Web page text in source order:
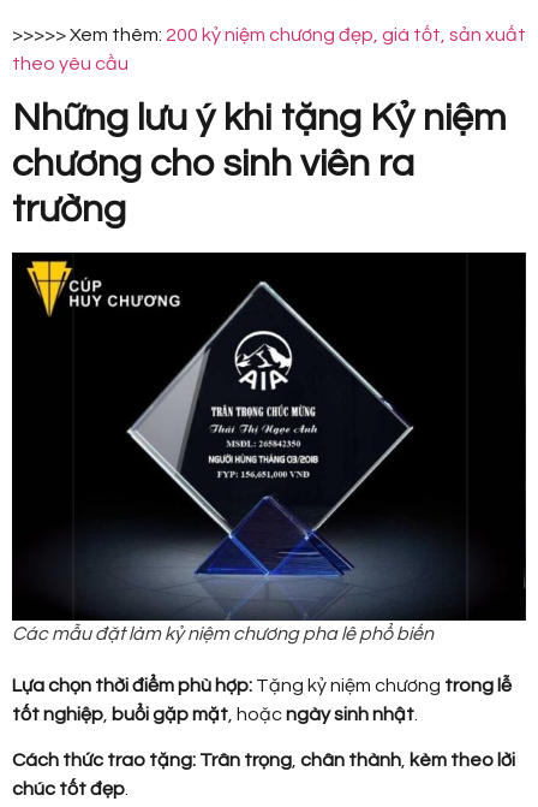
>>>>> Xem thêm: 200 kỷ niệm chương đẹp, giá tốt, sản xuất
theo yêu cầu
Những lưu ý khi tặng Kỷ niệm
chương cho sinh viên ra
trường
Các mẫu đặt làm kỷ niệm chương pha lê phổ biến
Lựa chọn thời điểm phù hợp: Tặng kỷ niệm chương trong lễ
tốt nghiệp buổi gặp mặt , hoặcngày sinh nhật
Cách thức trao tặng: Trân trọng chân thành kèm theo lời
chúc tốt đẹp